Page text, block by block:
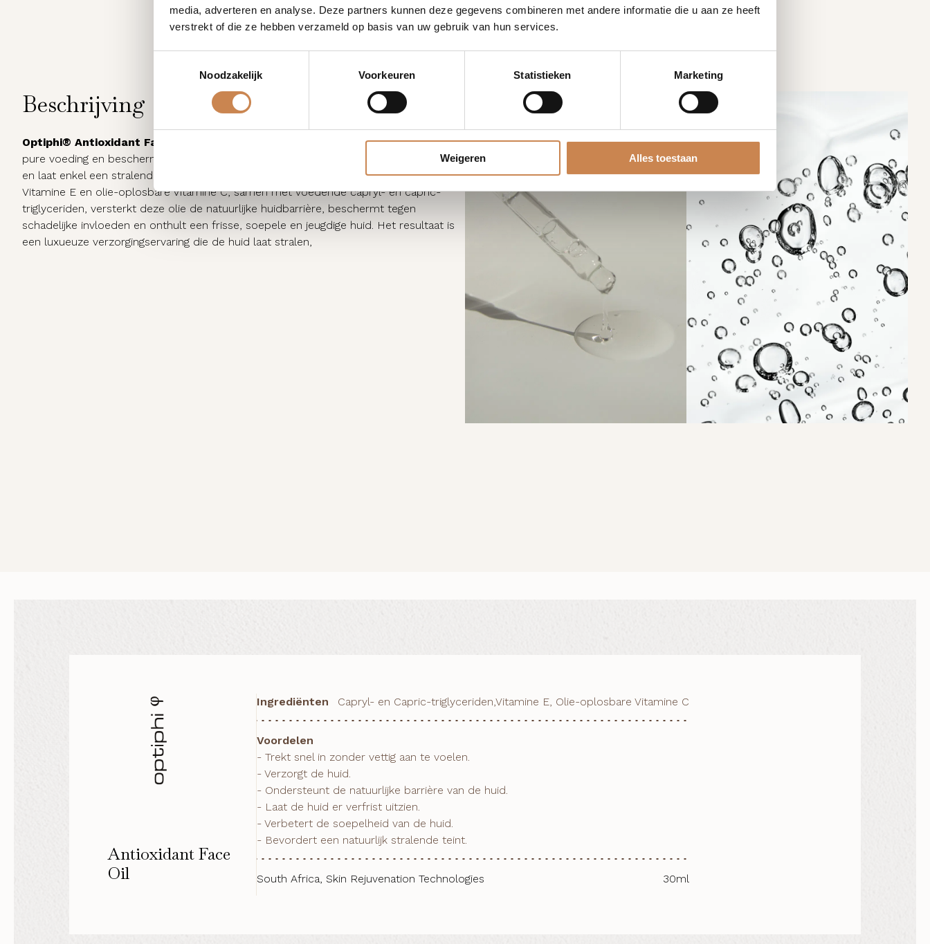
media, adverteren en analyse. Deze partners kunnen deze gegevens combineren met andere informatie die u aan ze heeft
verstrekt of die ze hebben verzameld op basis van uw gebruik van hun services.
Noodzakelijk
Voorkeuren Statistieken Marketing
Weigeren Alles toestaan
Beschrijving
Optiphi® Antioxidant Face Oil
is een verfijnde droge olie die de huid omhult met
pure voeding en bescherming. De zijdezachte, niet-vette textuur trekt onmiddellijk in
en laat enkel een stralende glow achter. Verrijkt met krachtige antioxidanten zoals
Vitamine E en olie-oplosbare Vitamine C, samen met voedende capryl- en capric-
triglyceriden, versterkt deze olie de natuurlijke huidbarrière, beschermt tegen
schadelijke invloeden en onthult een frisse, soepele en jeugdige huid. Het resultaat is
een luxueuze verzorgingservaring die de huid laat stralen,
Antioxidant Face
Oil
Ingrediënten Capryl- en Capric-triglyceriden,Vitamine E, Olie-oplosbare Vitamine C
Voordelen
- Trekt snel in zonder vettig aan te voelen.
- Verzorgt de huid.
- Ondersteunt de natuurlijke barrière van de huid.
- Laat de huid er verfrist uitzien.
- Verbetert de soepelheid van de huid.
- Bevordert een natuurlijk stralende teint.
South Africa, Skin Rejuvenation Technologies 30ml